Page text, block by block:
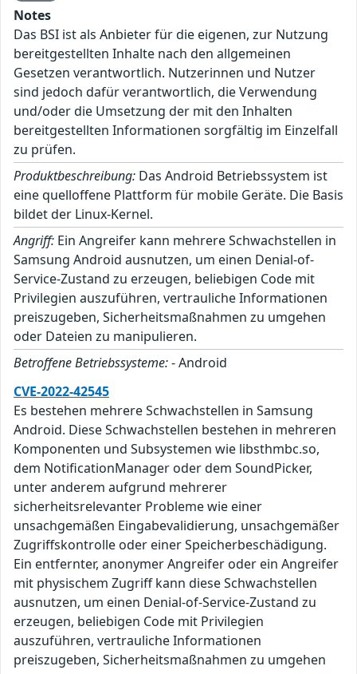
Notes
Das BSI ist als Anbieter für die eigenen, zur Nutzung
bereitgestellten Inhalte nach den allgemeinen
Gesetzen verantwortlich. Nutzerinnen und Nutzer
sind jedoch dafür verantwortlich, die Verwendung
und/oder die Umsetzung der mit den Inhalten
bereitgestellten Informationen sorgfältig im Einzelfall
zu prüfen.
Produktbeschreibung: Das Android Betriebssystem ist
eine quelloffene Plattform für mobile Geräte. Die Basis
bildet der Linux-Kernel.
Angriff: Ein Angreifer kann mehrere Schwachstellen in
Samsung Android ausnutzen, um einen Denial-of-
Service-Zustand zu erzeugen, beliebigen Code mit
Privilegien auszuführen, vertrauliche Informationen
preiszugeben, Sicherheitsmaßnahmen zu umgehen
oder Dateien zu manipulieren.
Betroffene Betriebssysteme:- Android
CVE-2022-42545
Es bestehen mehrere Schwachstellen in Samsung
Android. Diese Schwachstellen bestehen in mehreren
Komponenten und Subsystemen wie libsthmbc.so,
dem NotificationManager oder dem SoundPicker,
unter anderem aufgrund mehrerer
sicherheitsrelevanter Probleme wie einer
unsachgemäßen Eingabevalidierung, unsachgemäßer
Zugriffskontrolle oder einer Speicherbeschädigung.
Ein entfernter, anonymer Angreifer oder ein Angreifer
mit physischem Zugriff kann diese Schwachstellen
ausnutzen, um einen Denial-of-Service-Zustand zu
erzeugen, beliebigen Code mit Privilegien
auszuführen, vertrauliche Informationen
preiszugeben, Sicherheitsmaßnahmen zu umgehen